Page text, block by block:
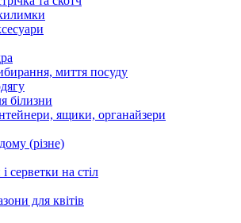
миття посуду
білизни
ящики, органайзери
(різне)
серветки на стіл
для квітів